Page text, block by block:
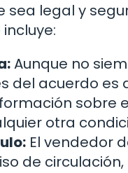
sea legal y
Aunque no
del acuerdo
sobre
otra
El vendedor
de